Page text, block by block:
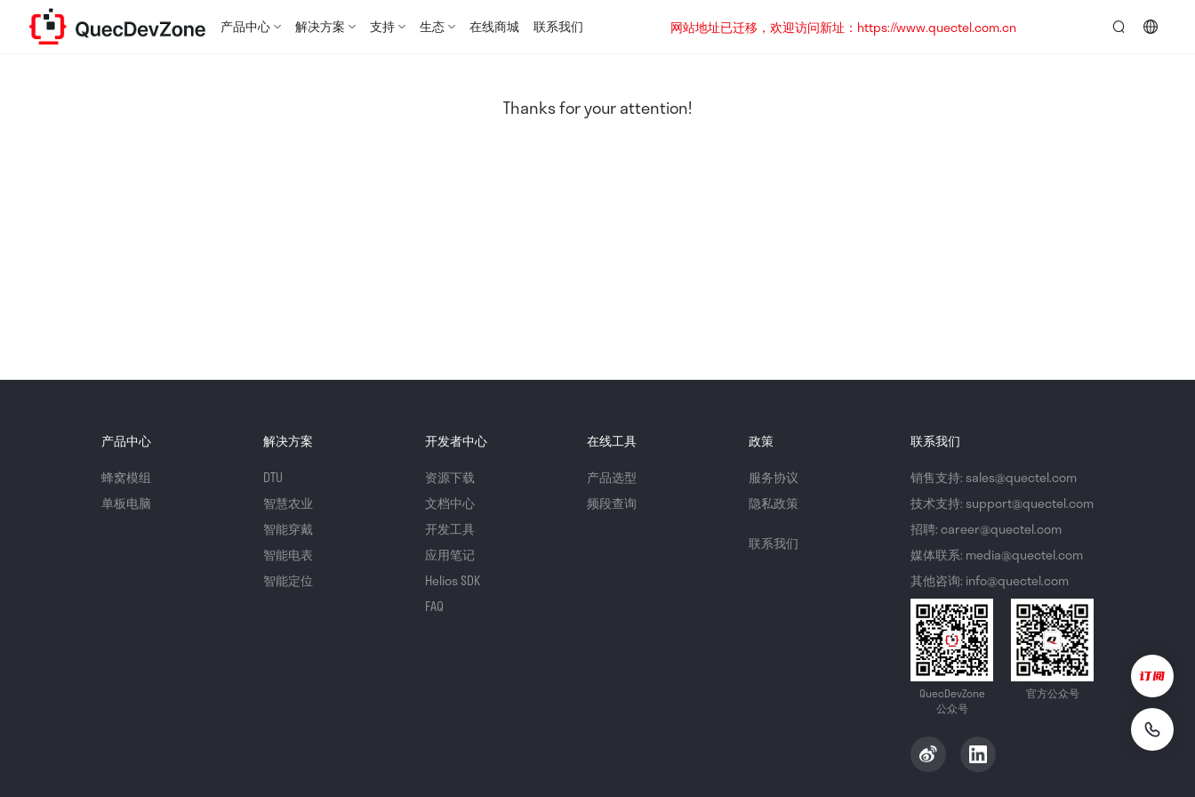
产品中心 解决方案 支持 生态 在线商城 联系我们
网站地址已迁移，欢迎访问新址：https://www.quectel.com.cn
Thanks for your attention!
产品中心
蜂窝模组
单板电脑
解决方案
DTU
智慧农业
智能穿戴
智能电表
智能定位
开发者中心
资源下载
文档中心
开发工具
应用笔记
Helios SDK
FAQ
在线工具
产品选型
频段查询
政策
服务协议
隐私政策
联系我们
联系我们
销售支持: sales@quectel.com
技术支持: support@quectel.com
招聘: career@quectel.com
媒体联系: media@quectel.com
其他咨询: info@quectel.com
QuecDevZone
公众号
官方公众号